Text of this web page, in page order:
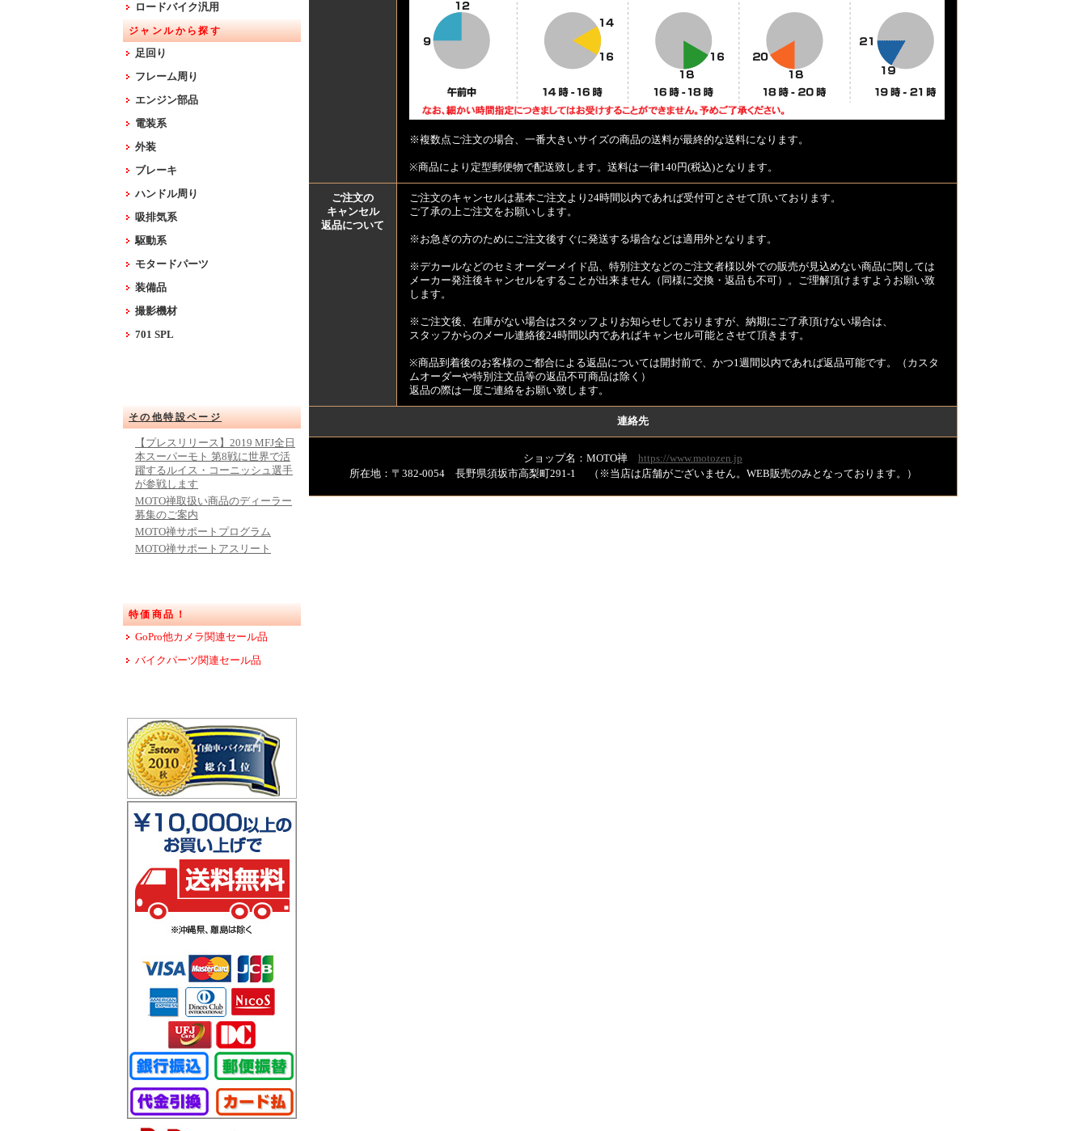
ロードバイク汎用
ジャンルから探す
足回り
フレーム周り
エンジン部品
電装系
外装
ブレーキ
ハンドル周り
吸排気系
駆動系
モタードパーツ
装備品
撮影機材
701 SPL
その他特設ページ
【プレスリリース】2019 MFJ全日
本スーパーモト 第8戦に世界で活
躍するルイス・コーニッシュ選手
が参戦します
MOTO禅取扱い商品のディーラー
募集のご案内
MOTO禅サポートプログラム
MOTO禅サポートアスリート
特価商品！
GoPro他カメラ関連セール品
バイクパーツ関連セール品
※複数点ご注文の場合、一番大きいサイズの商品の送料が最終的な送料になります。
※商品により定型郵便物で配送致します。送料は一律140円(税込)となります。
ご注文の
キャンセル
返品について
ご注文のキャンセルは基本ご注文より24時間以内であれば受付可とさせて頂いております。
ご了承の上ご注文をお願いします。
※お急ぎの方のためにご注文後すぐに発送する場合などは適用外となります。
※デカールなどのセミオーダーメイド品、特別注文などのご注文者様以外での販売が見込めない商品に関しては
メーカー発注後キャンセルをすることが出来ません（同様に交換・返品も不可）。ご理解頂けますようお願い致
します。
※ご注文後、在庫がない場合はスタッフよりお知らせしておりますが、納期にご了承頂けない場合は、
スタッフからのメール連絡後24時間以内であればキャンセル可能とさせて頂きます。
※商品到着後のお客様のご都合による返品については開封前で、かつ1週間以内であれば返品可能です。（カスタ
ムオーダーや特別注文品等の返品不可商品は除く）
返品の際は一度ご連絡をお願い致します。
連絡先
ショップ名：MOTO禅 https://www.motozen.jp
所在地：〒382-0054 長野県須坂市高梨町291-1 （※当店は店舗がございません。WEB販売のみとなっております。）